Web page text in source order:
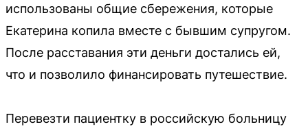
использованы общие сбережения, которые
Екатерина копила вместе с бывшим супругом.
После расставания эти деньги достались ей,
что и позволило финансировать путешествие.
Перевезти пациентку в российскую больницу